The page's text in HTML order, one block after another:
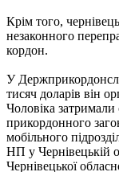
Крім того,
незаконного
кордон.
У
тисяч доларів він
Чоловіка затримали
прикордонного
мобільного
НП у Чернівецькій
Чернівецької